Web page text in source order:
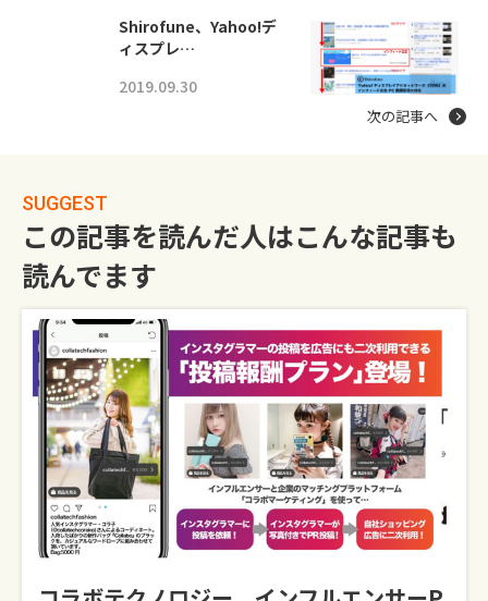
Shirofune、Yahoo!デ
ィスプレ…
2019.09.30
次の記事へ
SUGGEST
この記事を読んだ人はこんな記事も
読んでます